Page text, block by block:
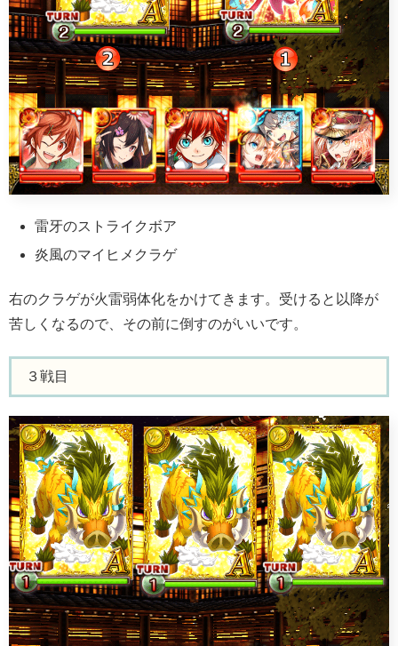
雷牙のストライクボア
炎風のマイヒメクラゲ
右のクラゲが火雷弱体化をかけてきます。受けると以降が
苦しくなるので、その前に倒すのがいいです。
３戦目